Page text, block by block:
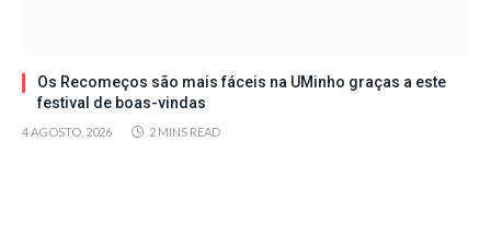
Os Recomeços são mais fáceis na UMinho graças a este
festival de boas-vindas
4 AGOSTO, 2026 2 MINS READ